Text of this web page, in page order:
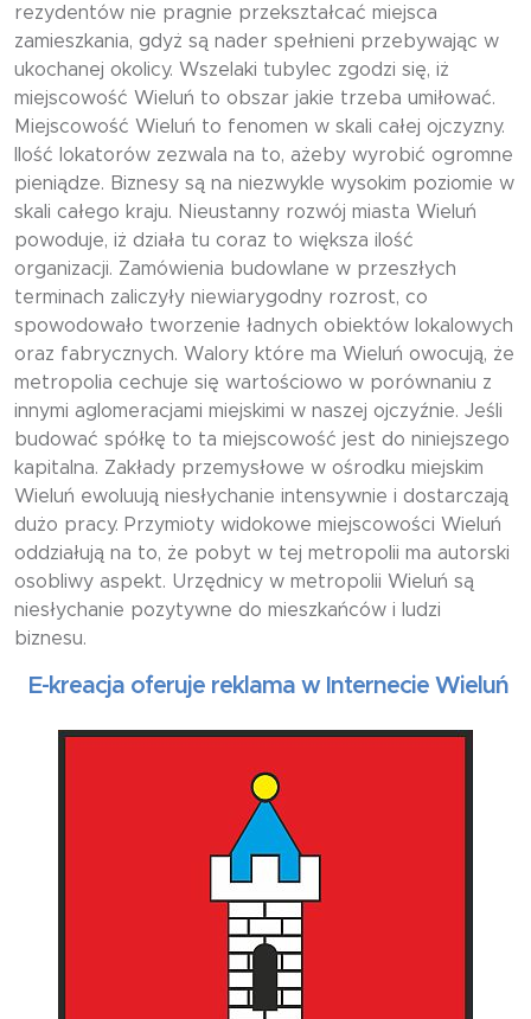
rezydentów nie pragnie przekształcać miejsca
zamieszkania, gdyż są nader spełnieni przebywając w
ukochanej okolicy. Wszelaki tubylec zgodzi się, iż
miejscowość Wieluń to obszar jakie trzeba umiłować.
Miejscowość Wieluń to fenomen w skali całej ojczyzny.
Ilość lokatorów zezwala na to, ażeby wyrobić ogromne
pieniądze. Biznesy są na niezwykle wysokim poziomie w
skali całego kraju. Nieustanny rozwój miasta Wieluń
powoduje, iż działa tu coraz to większa ilość
organizacji. Zamówienia budowlane w przeszłych
terminach zaliczyły niewiarygodny rozrost, co
spowodowało tworzenie ładnych obiektów lokalowych
oraz fabrycznych. Walory które ma Wieluń owocują, że
metropolia cechuje się wartościowo w porównaniu z
innymi aglomeracjami miejskimi w naszej ojczyźnie. Jeśli
budować spółkę to ta miejscowość jest do niniejszego
kapitalna. Zakłady przemysłowe w ośrodku miejskim
Wieluń ewoluują niesłychanie intensywnie i dostarczają
dużo pracy. Przymioty widokowe miejscowości Wieluń
oddziałują na to, że pobyt w tej metropolii ma autorski
osobliwy aspekt. Urzędnicy w metropolii Wieluń są
niesłychanie pozytywne do mieszkańców i ludzi
biznesu.
oferuje reklama w Internecie Wieluń